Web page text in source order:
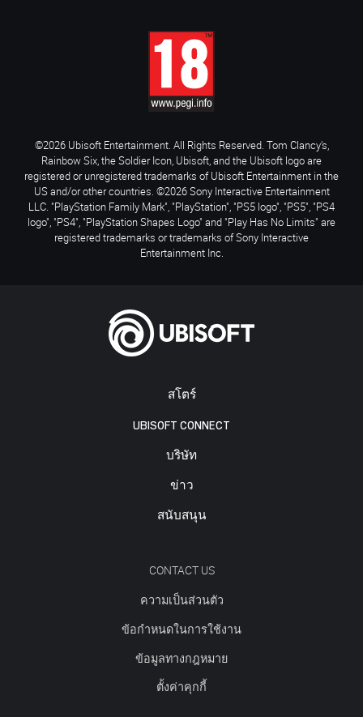
สโตร์
UBISOFT CONNECT
บริษัท
ข่าว
สนับสนุน
CONTACT US
ความเป็นส่วนตัว
ข้อกำหนดในการใช้งาน
ข้อมูลทางกฎหมาย
ตั้งค่าคุกกี้
©2026 Ubisoft Entertainment. All Rights Reserved. Tom Clancy’s,
Rainbow Six, the Soldier Icon, Ubisoft, and the Ubisoft logo are
registered or unregistered trademarks of Ubisoft Entertainment in the
US and/or other countries. ©2026 Sony Interactive Entertainment
LLC. "PlayStation Family Mark", "PlayStation", "PS5 logo", "PS5", "PS4
logo", "PS4", "PlayStation Shapes Logo" and "Play Has No Limits" are
registered trademarks or trademarks of Sony Interactive
Entertainment Inc.